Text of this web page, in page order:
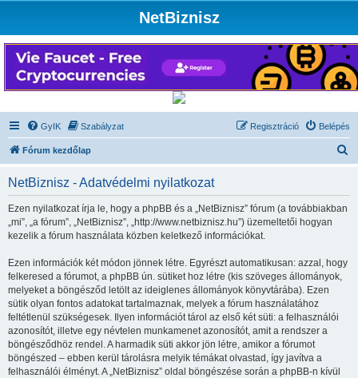
NetBiznisz
GyIK Szabályzat Belépés
Regisztráció
Fórum kezdőlap
NetBiznisz - Adatvédelmi nyilatkozat
Ezen nyilatkozat írja le, hogy a phpBB és a „NetBiznisz” fórum (a továbbiakban
„mi”, „a fórum”, „NetBiznisz”, „http://www.netbiznisz.hu”) üzemeltetői hogyan
kezelik a fórum használata közben keletkező információkat.
Ezen információk két módon jönnek létre. Egyrészt automatikusan: azzal, hogy
felkeresed a fórumot, a phpBB ún. sütiket hoz létre (kis szöveges állományok,
melyeket a böngésződ letölt az ideiglenes állományok könyvtárába). Ezen
sütik olyan fontos adatokat tartalmaznak, melyek a fórum használatához
feltétlenül szükségesek. Ilyen információt tárol az első két süti: a felhasználói
azonosítót, illetve egy névtelen munkamenet azonosítót, amit a rendszer a
böngésződhöz rendel. A harmadik süti akkor jön létre, amikor a fórumot
böngészed – ebben kerül tárolásra melyik témákat olvastad, így javítva a
felhasználói élményt. A „NetBiznisz” oldal böngészése során a phpBB-n kívül